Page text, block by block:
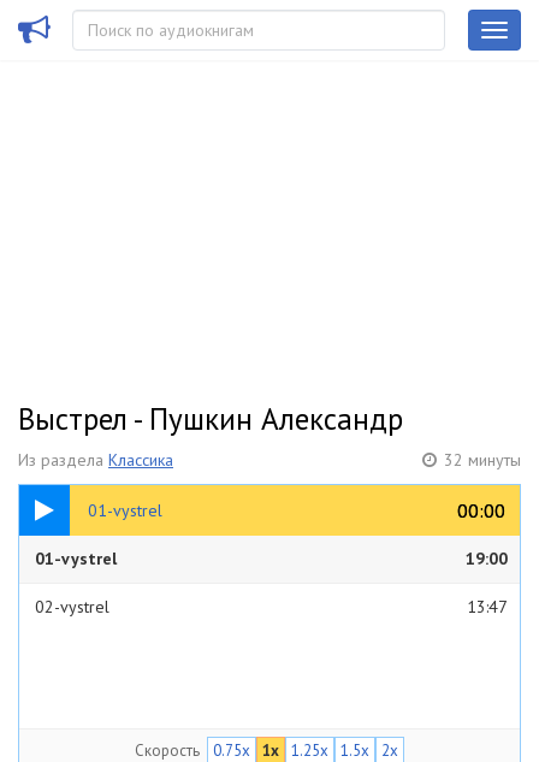
Выстрел - Пушкин Александр
Из раздела Классика 32 минуты
01-vystrel 00:00
00:00
19:00
01-vystrel 19:00
02-vystrel 13:47
Скорость 0.75x 1x 1.25x 1.5x 2x